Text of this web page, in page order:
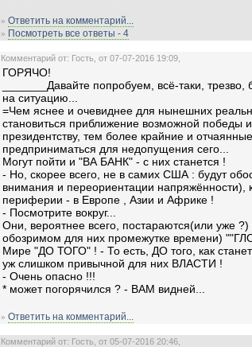
» Ответить на комментарий...
» Посмотреть все ответы - 4
Комментарий от: Гость, от 07-07-2016 19:09,
ГОРЯЧО!
_______Давайте попробуем, всё-таки, трезво,
на ситуацию...
=Чем яснее и очевиднее для нынешних
становиться приближение возможной победы
президентству, тем более крайние и
предприниматься для недопущения сего...
Могут пойти и "ВА БАНК" - с них станется !
- Но, скорее всего, не в самих США : будут
внимания и переориентации напряжённости),
периферии - в Европе , Азии и Африке !
- Посмотрите вокруг...
Они, вероятнее всего, постараются(или уже ?)
обозримом для них промежутке времени)
Мире "ДО ТОГО" ! - То есть, ДО того, как
уж слишком привычной для них ВЛАСТИ !
- Очень опасно !!!
* может погорячился ? - ВАМ видней...
» Ответить на комментарий...
Комментарий от: Гость, от 05-07-2016 20:46,